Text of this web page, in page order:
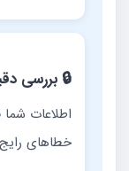
🔒 بررسی
اطلاعات
خطاهای